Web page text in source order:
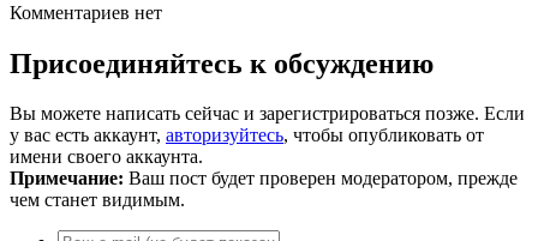
Комментариев нет
Присоединяйтесь к обсуждению
Вы можете написать сейчас и зарегистрироваться позже. Если
у вас есть аккаунт, авторизуйтесь, чтобы опубликовать от
имени своего аккаунта.
Примечание: Ваш пост будет проверен модератором, прежде
чем станет видимым.